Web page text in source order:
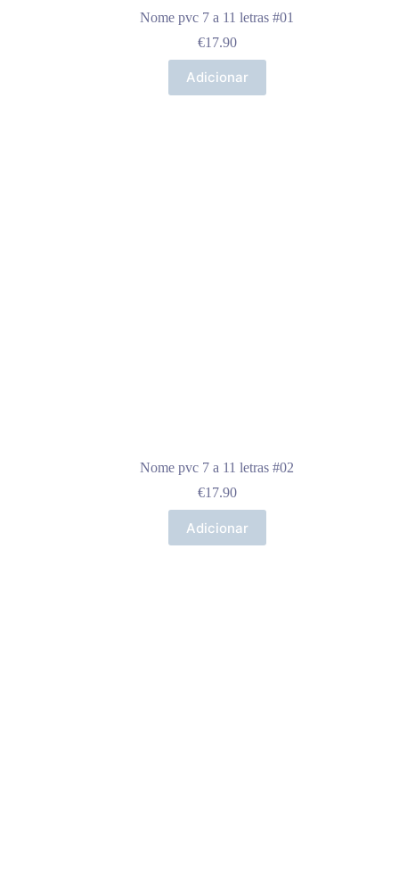
Nome pvc 7 a 11 letras #01
€17.90
Adicionar
Nome pvc 7 a 11 letras #02
€17.90
Adicionar